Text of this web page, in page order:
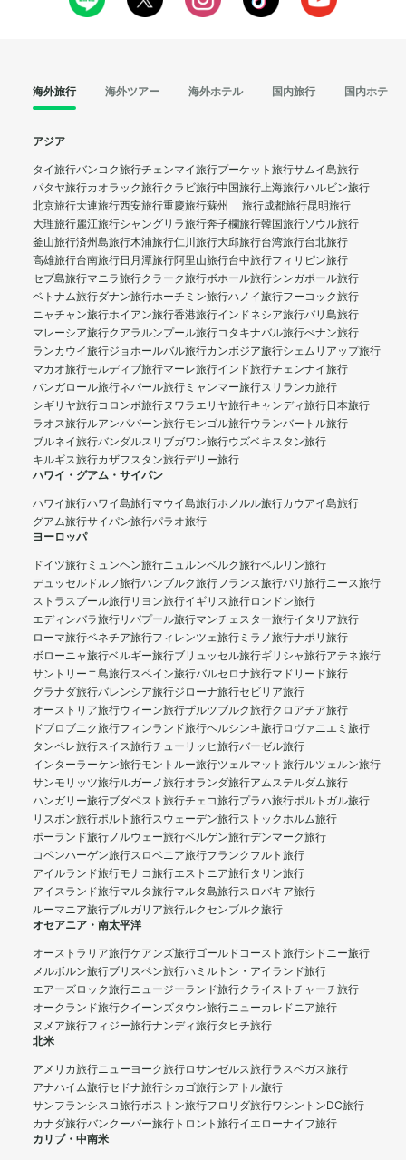
海外旅行 海外ツアー 海外ホテル 国内旅行 国内ホテル
アジア
タイ旅行バンコク旅行チェンマイ旅行プーケット旅行サムイ島旅行
パタヤ旅行カオラック旅行クラビ旅行中国旅行上海旅行ハルビン旅行
北京旅行大連旅行西安旅行重慶旅行蘇州 旅行成都旅行昆明旅行
大理旅行麗江旅行シャングリラ旅行奔子欄旅行韓国旅行ソウル旅行
釜山旅行済州島旅行木浦旅行仁川旅行大邱旅行台湾旅行台北旅行
高雄旅行台南旅行日月潭旅行阿里山旅行台中旅行フィリピン旅行
セブ島旅行マニラ旅行クラーク旅行ボホール旅行シンガポール旅行
ベトナム旅行ダナン旅行ホーチミン旅行ハノイ旅行フーコック旅行
ニャチャン旅行ホイアン旅行香港旅行インドネシア旅行バリ島旅行
マレーシア旅行クアラルンプール旅行コタキナバル旅行ぺナン旅行
ランカウイ旅行ジョホールバル旅行カンボジア旅行シェムリアップ旅行
マカオ旅行モルディブ旅行マーレ旅行インド旅行チェンナイ旅行
バンガロール旅行ネパール旅行 ミャンマー旅行スリランカ旅行
シギリヤ旅行コロンボ旅行ヌワラエリヤ旅行キャンディ旅行日本旅行
ラオス旅行ルアンパバーン旅行モンゴル旅行ウランバートル旅行
ブルネイ旅行バンダルスリブガワン旅行ウズベキスタン旅行
キルギス旅行カザフスタン旅行デリー旅行
ハワイ・グアム・サイパン
ハワイ旅行ハワイ島旅行マウイ島旅行ホノルル旅行カウアイ島旅行
グアム旅行サイパン旅行パラオ旅行
ヨーロッパ
ドイツ旅行 ミュンヘン旅行ニュルンベルク旅行ベルリン旅行
デュッセルドルフ旅行ハンブルク旅行フランス旅行パリ旅行ニース旅行
ストラスブール旅行リヨン旅行イギリス旅行ロンドン旅行
エディンバラ旅行リバプール旅行マンチェスター旅行イタリア旅行
ローマ旅行ベネチア旅行フィレンツェ旅行 ミラノ旅行ナポリ旅行
ボローニャ旅行ベルギー旅行ブリュッセル旅行ギリシャ旅行アテネ旅行
サントリーニ島旅行スペイン旅行バルセロナ旅行マドリード旅行
グラナダ旅行バレンシア旅行ジローナ旅行セビリア旅行
オーストリア旅行ウィーン旅行ザルツブルク旅行クロアチア旅行
ドブロブニク旅行フィンランド旅行ヘルシンキ旅行ロヴァニエミ旅行
タンペレ旅行スイス旅行チューリッヒ旅行バーゼル旅行
インターラーケン旅行モントルー旅行ツェルマット旅行ルツェルン旅行
サンモリッツ旅行ルガーノ旅行オランダ旅行アムステルダム旅行
ハンガリー旅行ブダペスト旅行チェコ旅行プラハ旅行ポルトガル旅行
リスボン旅行ポルト旅行スウェーデン旅行ストックホルム旅行
ポーランド旅行ノルウェー旅行ベルゲン旅行デンマーク旅行
コペンハーゲン旅行スロベニア旅行フランクフルト旅行
アイルランド旅行モナコ旅行エストニア旅行タリン旅行
アイスランド旅行マルタ旅行マルタ島旅行スロバキア旅行
ルーマニア旅行ブルガリア旅行ルクセンブルク旅行
オセアニア・南太平洋
オーストラリア旅行ケアンズ旅行ゴールドコースト旅行シドニー旅行
メルボルン旅行ブリスベン旅行ハミルトン・アイランド旅行
エアーズロック旅行ニュージーランド旅行クライストチャーチ旅行
オークランド旅行クイーンズタウン旅行ニューカレドニア旅行
ヌメア旅行フィジー旅行ナンディ旅行タヒチ旅行
北米
アメリカ旅行ニューヨーク旅行ロサンゼルス旅行ラスベガス旅行
アナハイム旅行セドナ旅行シカゴ旅行シアトル旅行
サンフランシスコ旅行ボストン旅行フロリダ旅行ワシントンDC旅行
カナダ旅行バンクーバー旅行 トロント旅行イエローナイフ旅行
カリブ・中南米